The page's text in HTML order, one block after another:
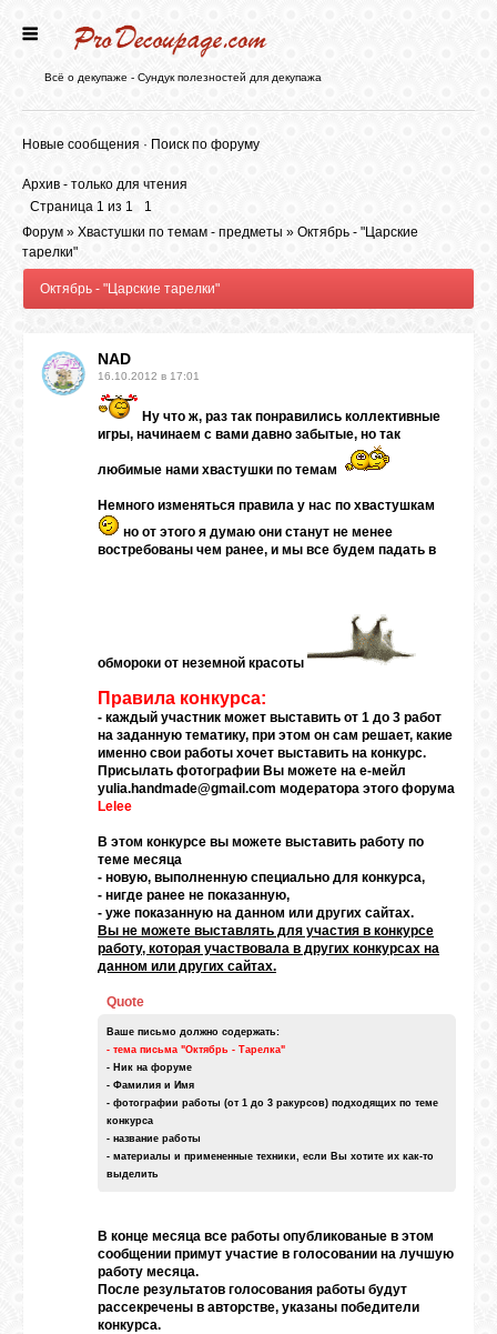
БЛОГ
ФОРУМ
Всё о декупаже - Сундук полезностей для декупажа
Новые сообщения · Поиск по форуму
Архив - только для чтения
Страница 1 из 1
1
Форум » Хвастушки по темам - предметы » Октябрь - "Царские
тарелки"
Октябрь - "Царские тарелки"
NAD
16.10.2012 в 17:01
Ну что ж, раз так понравились коллективные
игры, начинаем с вами давно забытые, но так
любимые нами хвастушки по темам
Немного изменяться правила у нас по хвастушкам
но от этого я думаю они станут не менее
востребованы чем ранее, и мы все будем падать в
обмороки от неземной красоты
Правила конкурса:
- каждый участник может выставить от 1 до 3 работ
на заданную тематику, при этом он сам решает, какие
именно свои работы хочет выставить на конкурс.
Присылать фотографии Вы можете на е-мейл
yulia.handmade@gmail.com модератора этого форума
Lelee
В этом конкурсе вы можете выставить работу по
теме месяца
- новую, выполненную специально для конкурса,
- нигде ранее не показанную,
- уже показанную на данном или других сайтах.
Вы не можете выставлять для участия в конкурсе
работу, которая участвовала в других конкурсах на
данном или других сайтах.
Quote
Ваше письмо должно содержать:
- тема письма "Октябрь - Тарелка"
- Ник на форуме
- Фамилия и Имя
- фотографии работы (от 1 до 3 ракурсов) подходящих по теме
конкурса
- название работы
- материалы и примененные техники, если Вы хотите их как-то
выделить
В конце месяца все работы опубликованые в этом
сообщении примут участие в голосовании на лучшую
работу месяца.
После результатов голосования работы будут
рассекречены в авторстве, указаны победители
конкурса.